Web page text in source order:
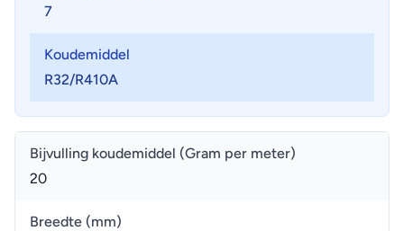
7
Koudemiddel
R32/R410A
Bijvulling koudemiddel (Gram per meter)
20
Breedte (mm)